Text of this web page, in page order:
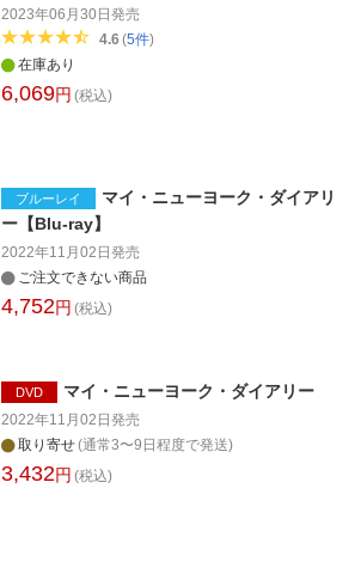
2023年06月30日 発売
4.6 (5件)
在庫あり
6,069円 (税込)
ブルーレイ
マイ・ニューヨーク・ダイアリ
ー【Blu-ray】
2022年11月02日 発売
ご注文できない商品
4,752円 (税込)
DVD マイ・ニューヨーク・ダイアリー
2022年11月02日 発売
取り寄せ(通常3〜9日程度で発送)
3,432円 (税込)